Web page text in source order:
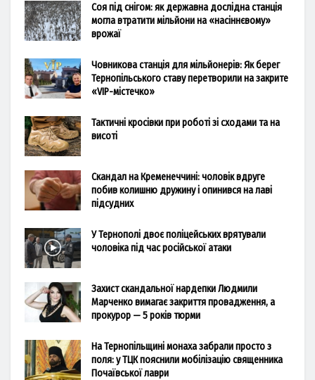
Соя під снігом: як державна дослідна станція
могла втратити мільйони на «насіннєвому»
врожаї
Човникова станція для мільйонерів: Як берег
Тернопільського ставу перетворили на закрите
«VIP-містечко»
Тактичні кросівки при роботі зі сходами та на
висоті
Скандал на Кременеччині: чоловік вдруге
побив колишню дружину і опинився на лаві
підсудних
У Тернополі двоє поліцейських врятували
чоловіка під час російської атаки
Захист скандальної нардепки Людмили
Марченко вимагає закриття провадження, а
прокурор — 5 років тюрми
На Тернопільщині монаха забрали просто з
поля: у ТЦК пояснили мобілізацію священника
Почаївської лаври